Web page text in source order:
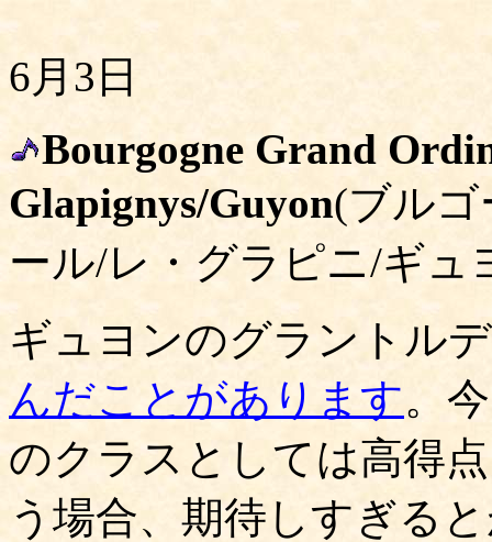
6月3日
Bourgogne Grand
Glapignys/Guyon(ブル
ール/レ・グラピニ/ギュ
ギュヨンのグラントル
んだことがあります。
のクラスとしては高得
う場合、期待しすぎる